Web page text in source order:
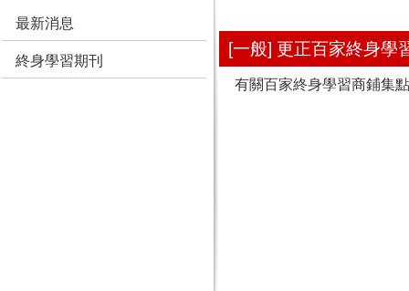
最新消息
終身學習期刊
[一般] 更正百家終身學
有關百家終身學習商鋪集